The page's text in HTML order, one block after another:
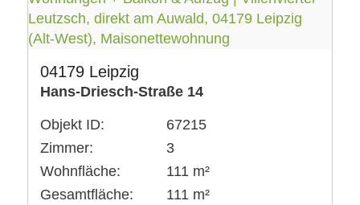
04179 Leipzig
Hans-Driesch-Straße 14
Objekt ID:
67215
Zimmer:
3
Wohnfläche:
111 m²
Gesamtfläche:
111 m²